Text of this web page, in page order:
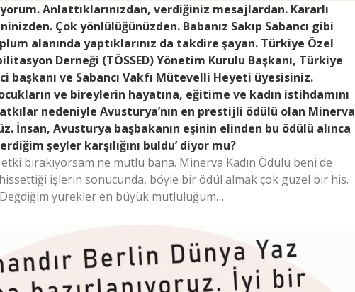
Anlattıklarınızdan, verdiğiniz mesajlardan. Kararlı
Çok yönlülüğünüzden. Babanız Sakıp Sabancı gibi
alanında yaptıklarınız da takdire şayan. Türkiye Özel
Derneği (TÖSSED) Yönetim Kurulu Başkanı, Türkiye
başkanı ve Sabancı Vakfı Mütevelli Heyeti üyesisiniz.
ve bireylerin hayatına, eğitime ve kadın istihdamını
nedeniyle Avusturya’nın en prestijli ödülü olan Minerva
İnsan, Avusturya başbakanın eşinin elinden bu ödülü alınca
şeyler karşılığını buldu’ diyor mu?
bırakıyorsam ne mutlu bana. Minerva Kadın Ödülü beni de
işlerin sonucunda, böyle bir ödül almak çok güzel bir his.
yürekler en büyük mutluluğum…